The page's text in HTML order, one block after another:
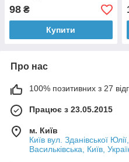
98 ₴
Купити
Про нас
100% позитивних з 27
Працює з 23.05.2015
м. Київ
Київ вул. Зданівської
Васильківська, Київ,